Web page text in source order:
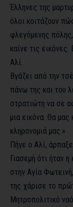
Έλληνες της
όλοι κοιτάζουν
φλεγόμενης
καίνε τις
Αλί.
Βγάζει από την
πάνω της και του
στρατιώτη να σε
μια εικόνα. Θα
κληρονομιά μας.»
Πήγε ο Αλί,
Γιασεμή ότι ήταν
στην Αγία
της χάρισε το
Μητροπολιτικό